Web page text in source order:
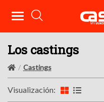
Los castings
Castings
Visualización: